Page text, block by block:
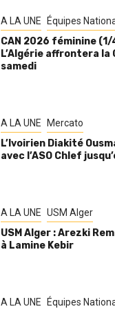
A LA UNE Équipes
CAN 2026 féminine (1/
L’Algérie affrontera la
samedi
A LA UNE Mercato
L’Ivoirien Diakité
avec l’ASO Chlef
A LA UNE USM Alger
USM Alger : Arezki
à Lamine Kebir
A LA UNE Équipes